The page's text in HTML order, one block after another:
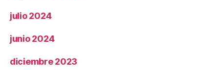
julio 2024
junio 2024
diciembre 2023